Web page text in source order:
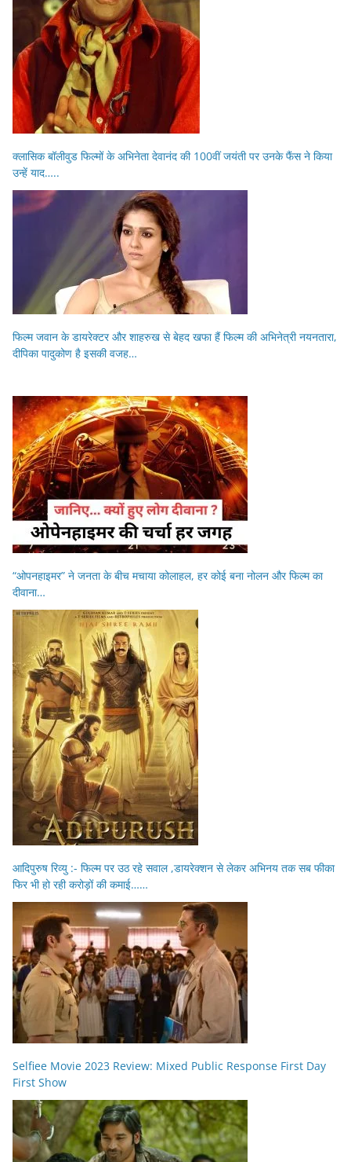
क्लासिक बॉलीवुड फिल्मों के अभिनेता देवानंद की 100वीं जयंती पर उनके फैंस ने किया
उन्हें याद…..
फिल्म जवान के डायरेक्टर और शाहरुख से बेहद खफा हैं फिल्म की अभिनेत्री नयनतारा,
दीपिका पादुकोण है इसकी वजह…
“ओपनहाइमर” ने जनता के बीच मचाया कोलाहल, हर कोई बना नोलन और फिल्म का
दीवाना…
आदिपुरुष रिव्यु :- फिल्म पर उठ रहे सवाल ,डायरेक्शन से लेकर अभिनय तक सब फीका
फिर भी हो रही करोड़ों की कमाई……
Selfiee Movie 2023 Review: Mixed Public Response First Day
First Show